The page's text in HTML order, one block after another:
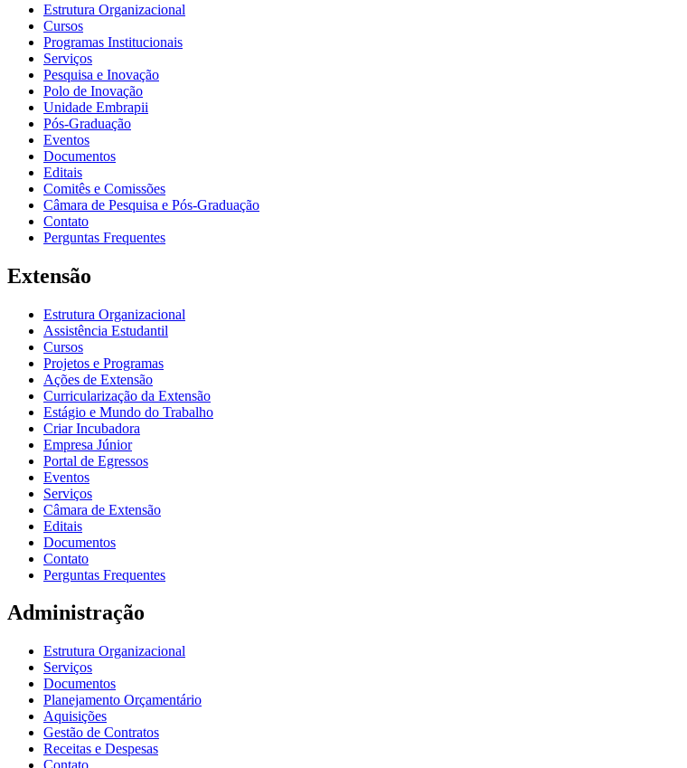
Estrutura Organizacional
Cursos
Programas Institucionais
Serviços
Pesquisa e Inovação
Polo de Inovação
Unidade Embrapii
Pós-Graduação
Eventos
Documentos
Editais
Comitês e Comissões
Câmara de Pesquisa e Pós-Graduação
Contato
Perguntas Frequentes
Extensão
Estrutura Organizacional
Assistência Estudantil
Cursos
Projetos e Programas
Ações de Extensão
Curricularização da Extensão
Estágio e Mundo do Trabalho
Criar Incubadora
Empresa Júnior
Portal de Egressos
Eventos
Serviços
Câmara de Extensão
Editais
Documentos
Contato
Perguntas Frequentes
Administração
Estrutura Organizacional
Serviços
Documentos
Planejamento Orçamentário
Aquisições
Gestão de Contratos
Receitas e Despesas